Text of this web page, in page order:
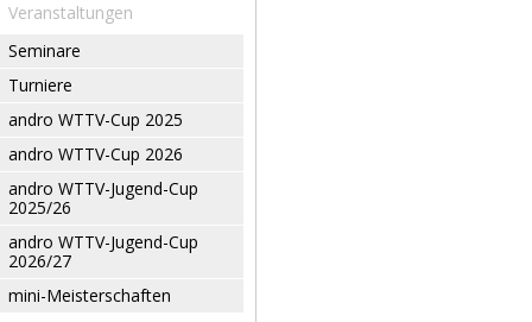
Veranstaltungen
Seminare
Turniere
andro WTTV-Cup 2025
andro WTTV-Cup 2026
andro WTTV-Jugend-Cup
2025/26
andro WTTV-Jugend-Cup
2026/27
mini-Meisterschaften